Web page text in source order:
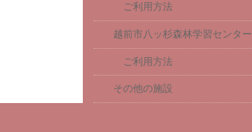
ご利用方法
越前市八ッ杉森林学習センター
ご利用方法
その他の施設